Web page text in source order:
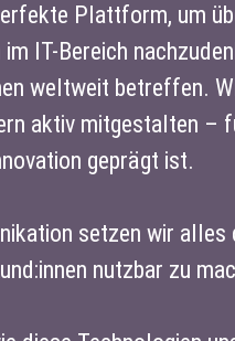
Plattform, um
IT-Bereich
weltweit betreffen.
aktiv mitgestalten –
geprägt ist.
setzen wir alles
nutzbar zu